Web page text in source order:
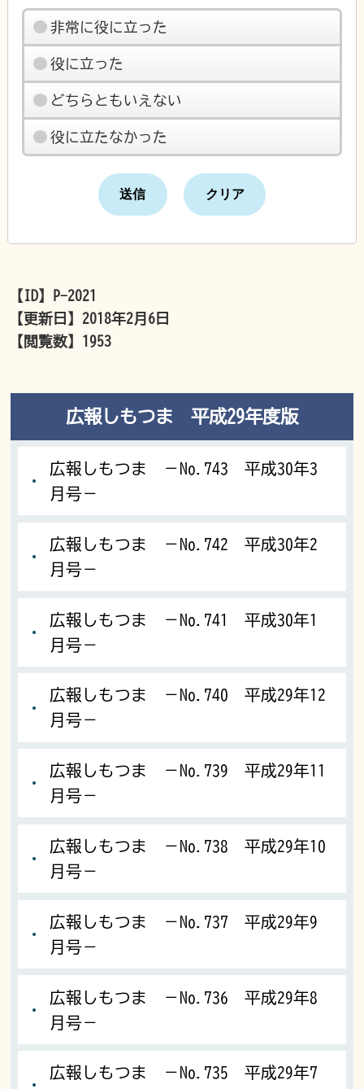
非常に役に立った
役に立った
どちらともいえない
役に立たなかった
【ID】
P-2021
【更新日】 2018年2月6日
【閲覧数】 1953
広報しもつま 平成29年度版
広報しもつま －No.743 平成30年3
月号－
広報しもつま －No.742 平成30年2
月号－
広報しもつま －No.741 平成30年1
月号－
広報しもつま －No.740 平成29年12
月号－
広報しもつま －No.739 平成29年11
月号－
広報しもつま －No.738 平成29年10
月号－
広報しもつま －No.737 平成29年9
月号－
広報しもつま －No.736 平成29年8
月号－
広報しもつま －No.735 平成29年7